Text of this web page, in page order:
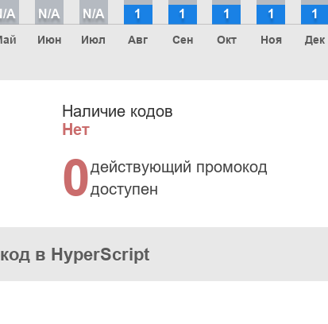
A
Июн
N/A
Июл
N/A
Авг
1
Сен
1
Окт
1
Ноя
1
Дек
1
Наличие кодов
Нет
0действующий промокод
доступен
в HyperScript